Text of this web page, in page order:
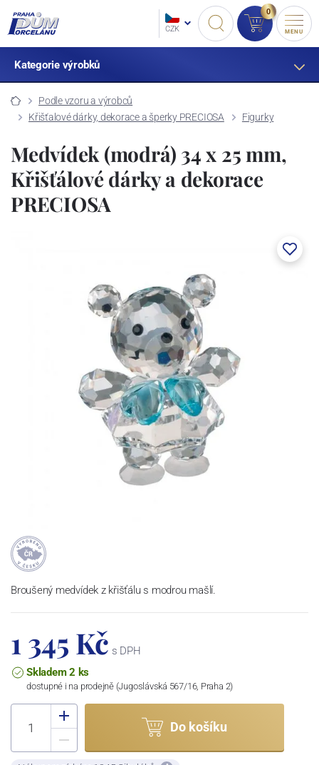
CZK
0
MENU
Kategorie výrobků
Podle vzoru a výrobců
Křišťalové dárky, dekorace a šperky PRECIOSA
Figurky
Medvídek (modrá) 34 x 25 mm,
Křišťálové dárky a dekorace
PRECIOSA
Broušený medvídek z křišťálu s modrou mašlí.
1 345 Kč s DPH
Skladem 2 ks
dostupné i na prodejně (Jugoslávská 567/16, Praha 2)
Do košíku